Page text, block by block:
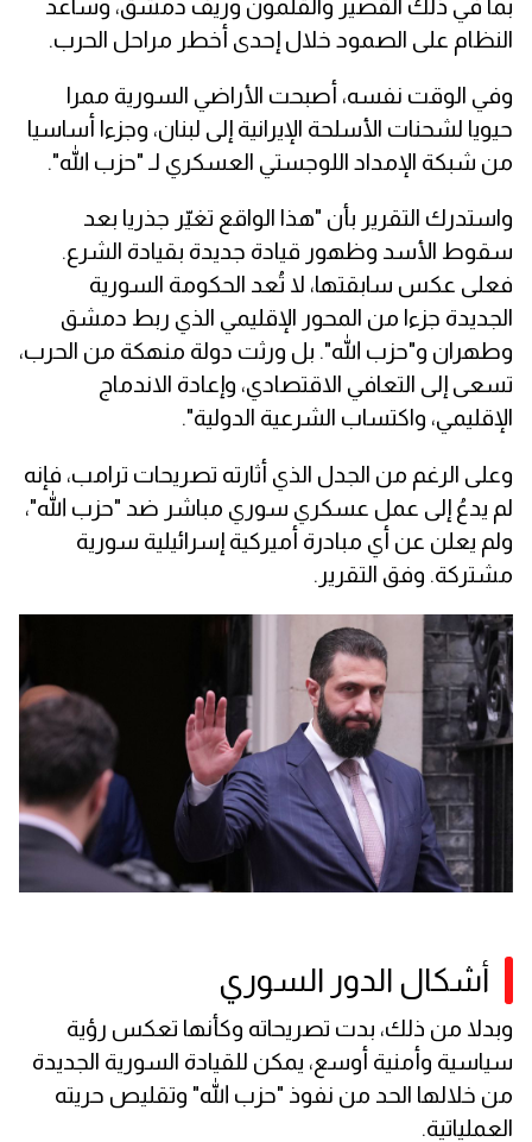
بما في ذلك القصير والقلمون وريف دمشق، وساعد
النظام على الصمود خلال إحدى أخطر مراحل الحرب.
وفي الوقت نفسه، أصبحت الأراضي السورية ممرا
حيويا لشحنات الأسلحة الإيرانية إلى لبنان، وجزءا أساسيا
من شبكة الإمداد اللوجستي العسكري لـ "حزب الله".
واستدرك التقرير بأن "هذا الواقع تغيّر جذريا بعد
سقوط الأسد وظهور قيادة جديدة بقيادة الشرع.
فعلى عكس سابقتها، لا تُعد الحكومة السورية
الجديدة جزءا من المحور الإقليمي الذي ربط دمشق
وطهران و"حزب الله". بل ورثت دولة منهكة من الحرب،
تسعى إلى التعافي الاقتصادي، وإعادة الاندماج
الإقليمي، واكتساب الشرعية الدولية".
وعلى الرغم من الجدل الذي أثارته تصريحات ترامب، فإنه
لم يدعُ إلى عمل عسكري سوري مباشر ضد "حزب الله"،
ولم يعلن عن أي مبادرة أميركية إسرائيلية سورية
مشتركة. وفق التقرير.
أشكال الدور السوري
وبدلا من ذلك، بدت تصريحاته وكأنها تعكس رؤية
سياسية وأمنية أوسع، يمكن للقيادة السورية الجديدة
من خلالها الحد من نفوذ "حزب الله" وتقليص حريته
العملياتية.